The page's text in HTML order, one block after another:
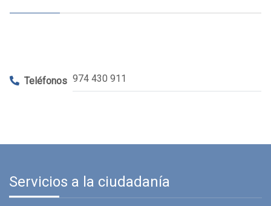
Teléfonos 974 430 911
Servicios a la ciudadanía